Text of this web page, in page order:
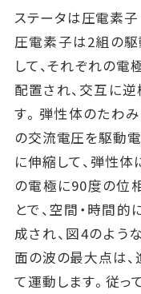
ステータは圧電素子
圧電素子は2組の駆
して、それぞれの
配置され、交互に
す。弾性体のたわ
の交流電圧を駆動
に伸縮して、弾性
の電極に90度の位
とで、空間・時間
成され、図4のよう
面の波の最大点は
て運動します。従っ